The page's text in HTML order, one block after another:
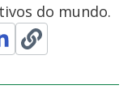
do mundo.